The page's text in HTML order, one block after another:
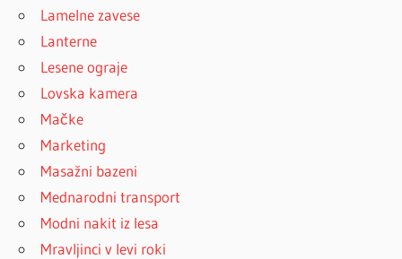
Lamelne zavese
Lanterne
Lesene ograje
Lovska kamera
Mačke
Marketing
Masažni bazeni
Mednarodni transport
Modni nakit iz lesa
Mravljinci v levi roki